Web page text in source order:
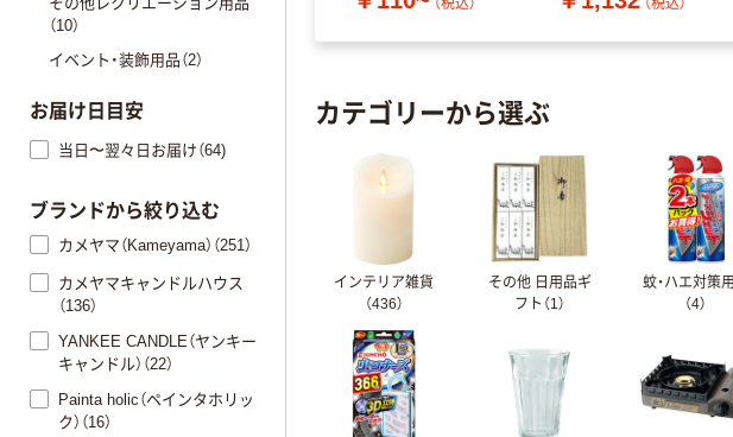
カテゴリーから選ぶ
インテリア雑貨
（436）
その他 日用品ギ
フト（1）
蚊・ハエ対策
（4）
（10）
イベント・装飾用品（2）
お届け日目安
当日〜翌々日お届け（64)
ブランドから絞り込む
カメヤマ（Kameyama）（251）
カメヤマキャンドルハウス
（136）
YANKEE CANDLE（ヤンキー
キャンドル）（22）
Painta holic（ペインタホリッ
ク）（16）